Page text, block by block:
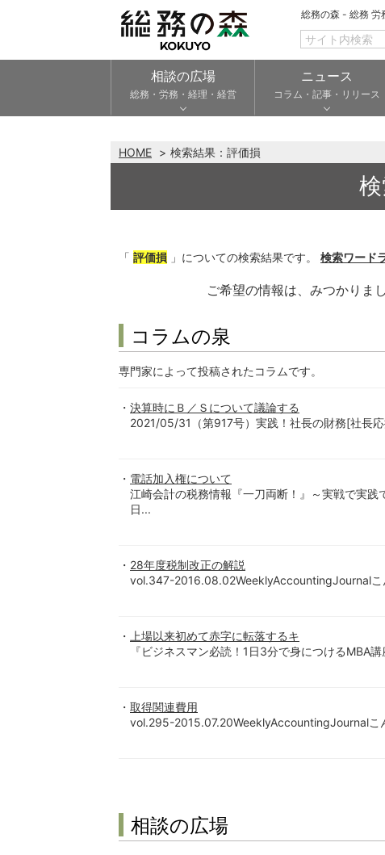
総務の森 - 総務 労
相談の広場
総務・労務・経理・経営
ニュース
コラム・記事・リリース
HOME 検索結果： 評価損
「 評価損 」についての検索結果です。 検索ワード
ご希望の情報は、みつかりま
コラムの泉
専門家によって投稿されたコラムです。
決算時にＢ／Ｓについて議論する
2021/05/31（第917号）実践！社長の財務[社長
電話加入権について
江崎会計の税務情報『一刀両断！』～実戦で実
日...
28年度税制改正の解説
vol.347-2016.08.02WeeklyAccountingJournalこ
上場以来初めて赤字に転落するキ
『ビジネスマン必読！1日3分で身につけるMBA
取得関連費用
vol.295-2015.07.20WeeklyAccountingJournalこ
相談の広場